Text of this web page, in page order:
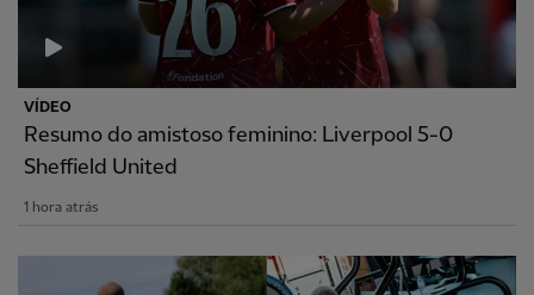
VÍDEO
Resumo do amistoso feminino: Liverpool 5-0
Sheffield United
1 hora atrás